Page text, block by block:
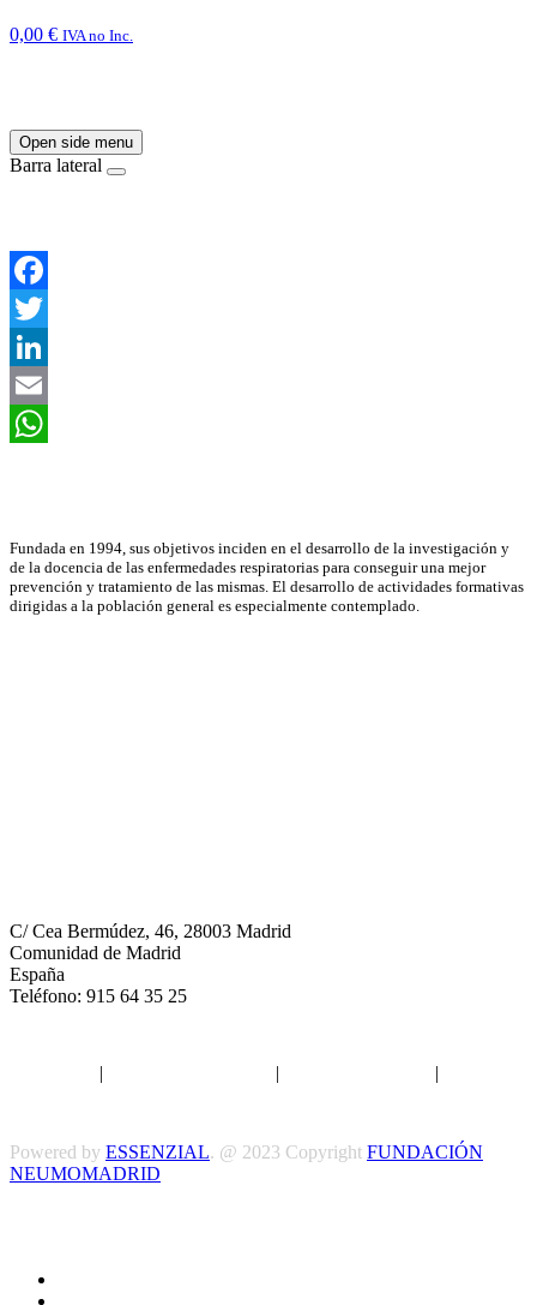
0,00 € IVA no Inc.
Open side menu
Barra lateral
Facebook
Twitter
LinkedIn
Email
Fundada en 1994, sus objetivos inciden en el desarrollo de la investigación y
de la docencia de las enfermedades respiratorias para conseguir una mejor
prevención y tratamiento de las mismas. El desarrollo de actividades formativas
dirigidas a la población general es especialmente contemplado.
C/ Cea Bermúdez, 46, 28003 Madrid
Comunidad de Madrid
España
Teléfono: 915 64 35 25
| | |
Powered by ESSENZIAL. @ 2023 Copyright FUNDACIÓN
NEUMOMADRID